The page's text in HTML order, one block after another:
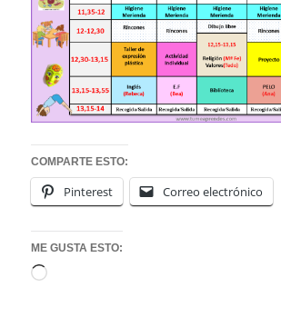
COMPARTE ESTO:
Pinterest Correo electrónico
ME GUSTA ESTO:
Cargando...